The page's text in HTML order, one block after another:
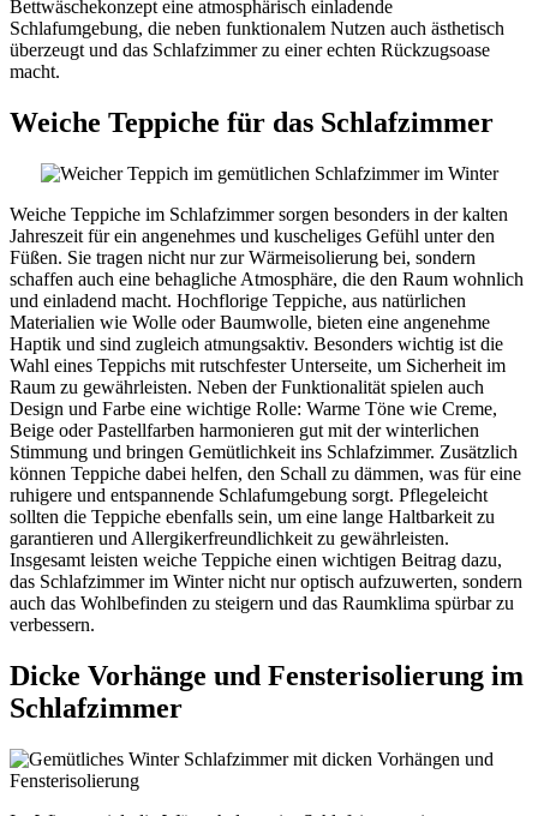
Bettwäschekonzept eine atmosphärisch einladende
Schlafumgebung, die neben funktionalem Nutzen auch ästhetisch
überzeugt und das Schlafzimmer zu einer echten Rückzugsoase
macht.
Weiche Teppiche für das Schlafzimmer
Weiche Teppiche im Schlafzimmer sorgen besonders in der kalten
Jahreszeit für ein angenehmes und kuscheliges Gefühl unter den
Füßen. Sie tragen nicht nur zur Wärmeisolierung bei, sondern
schaffen auch eine behagliche Atmosphäre, die den Raum wohnlich
und einladend macht. Hochflorige Teppiche, aus natürlichen
Materialien wie Wolle oder Baumwolle, bieten eine angenehme
Haptik und sind zugleich atmungsaktiv. Besonders wichtig ist die
Wahl eines Teppichs mit rutschfester Unterseite, um Sicherheit im
Raum zu gewährleisten. Neben der Funktionalität spielen auch
Design und Farbe eine wichtige Rolle: Warme Töne wie Creme,
Beige oder Pastellfarben harmonieren gut mit der winterlichen
Stimmung und bringen Gemütlichkeit ins Schlafzimmer. Zusätzlich
können Teppiche dabei helfen, den Schall zu dämmen, was für eine
ruhigere und entspannende Schlafumgebung sorgt. Pflegeleicht
sollten die Teppiche ebenfalls sein, um eine lange Haltbarkeit zu
garantieren und Allergikerfreundlichkeit zu gewährleisten.
Insgesamt leisten weiche Teppiche einen wichtigen Beitrag dazu,
das Schlafzimmer im Winter nicht nur optisch aufzuwerten, sondern
auch das Wohlbefinden zu steigern und das Raumklima spürbar zu
verbessern.
Dicke Vorhänge und Fensterisolierung im
Schlafzimmer